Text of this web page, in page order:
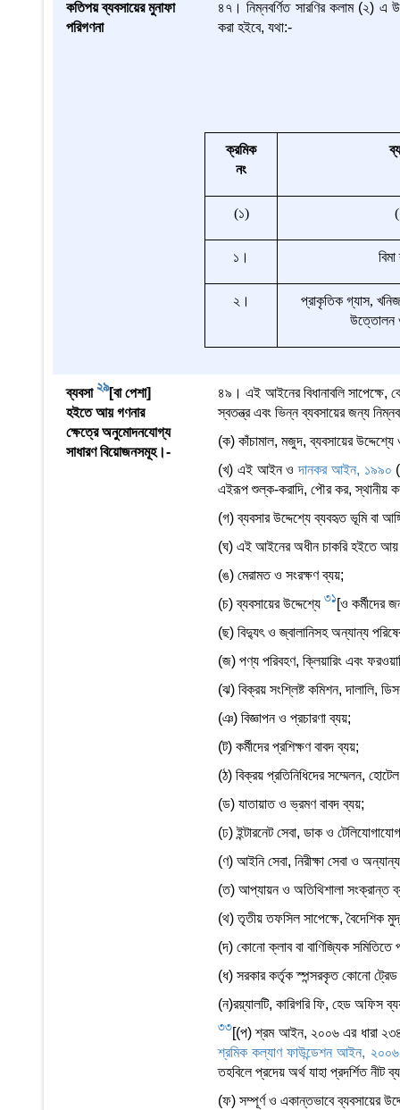
কতিপয় ব্যবসায়ের মুনাফা
পরিগণনা
৪৭। নিম্নবর্ণিত সারণির কলাম (২) এ
করা হইবে, যথা:-
ক্রমিক
নং
(১) (
১ । বিমা
২ । প্রাকৃতিক গ্যাস,
উত্তোলন
ব্যবসা 29[বা পেশা]
হইতে আয় গণনার
ক্ষেত্রে অনুমোদনযোগ্য
সাধারণ বিয়োজনসমূহ।-
৪৯। এই আইনের বিধানাবলি
স্বতন্ত্র এবং ভিন্ন ব্যবসায়ের জন্য
(ক) কাঁচামাল, মজুদ, ব্যবসায়ের
(খ) এই আইন ওদানকর আইন, ১৯৯০
এইরূপ শুল্ক-করাদি, পৌর কর, স্থানীয়
(গ) ব্যবসার উদ্দেশ্যে ব্যবহৃত ভূমি বা
(ঘ) এই আইনের অধীন চাকরি হইতে আয়
(ঙ) মেরামত ও সংরক্ষণ ব্যয়;
(চ) ব্যবসায়ের উদ্দেশ্যে31[ও কর্মীদের
(ছ) বিদ্যুৎ ও জ্বালানিসহ অন্যান্য
(জ) পণ্য পরিবহণ, ক্লিয়ারিং এবং
(ঝ) বিক্রয় সংশ্লিষ্ট কমিশন, দালালি,
(ঞ) বিজ্ঞাপন ও প্রচারণা ব্যয়;
(ট) কর্মীদের প্রশিক্ষণ বাবদ ব্যয়;
(ঠ) বিক্রয় প্রতিনিধিদের সম্মেলন,
(ড) যাতায়াত ও ভ্রমণ বাবদ ব্যয়;
(ঢ) ইন্টারনেট সেবা, ডাক ও
(ণ) আইনি সেবা, নিরীক্ষা সেবা ও
(ত) আপ্যায়ন ও অতিথিশালা সংক্রান্ত
(থ) তৃতীয় তফসিল সাপেক্ষে, বৈদেশিক
(দ) কোনো ক্লাব বা বাণিজ্যিক সমিতিতে
(ধ) সরকার কর্তৃক স্পন্সরকৃত কোনো ট্রেড
(ন)রয়্যালটি, কারিগরি ফি, হেড অফিস
33[(প) শ্রম আইন, ২০০৬ এর ধারা
শ্রমিক কল্যাণ ফাউন্ডেশন আইন, ২০০৬
তহবিলে প্রদেয় অর্থ যাহা প্রদর্শিত
(ফ) সম্পূর্ণ ও একান্তভাবে ব্যবসায়ের